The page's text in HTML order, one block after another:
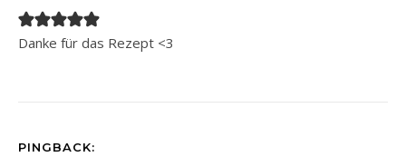
Danke für das Rezept <3
PINGBACK: